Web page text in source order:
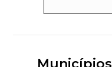
Municípios